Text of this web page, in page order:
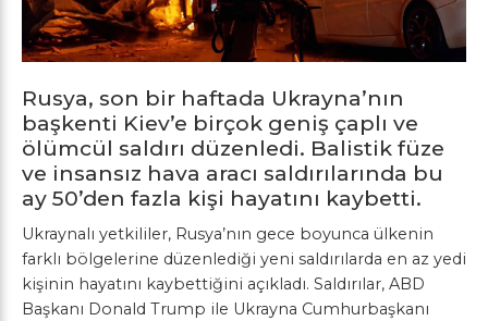
Rusya, son bir haftada Ukrayna’nın
başkenti Kiev’e birçok geniş çaplı ve
ölümcül saldırı düzenledi. Balistik füze
ve insansız hava aracı saldırılarında bu
ay 50’den fazla kişi hayatını kaybetti.
Ukraynalı yetkililer, Rusya’nın gece boyunca ülkenin
farklı bölgelerine düzenlediği yeni saldırılarda en az yedi
kişinin hayatını kaybettiğini açıkladı. Saldırılar, ABD
Başkanı Donald Trump ile Ukrayna Cumhurbaşkanı